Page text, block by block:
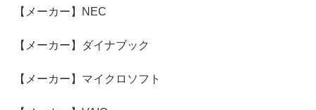
【メーカー】NEC
【メーカー】ダイナブック
【メーカー】マイクロソフト